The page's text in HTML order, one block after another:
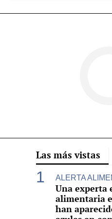
Las más vistas
ALERTA
Una experta
alimentaria
han